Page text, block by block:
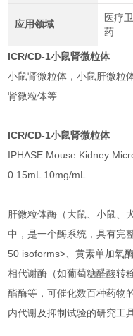
应用领域
医疗
药
ICR/CD-1小鼠肾微粒体
小鼠肾微粒体，小鼠肝微粒
肾微粒体等
ICR/CD-1小鼠肾微粒体
IPHASE Mouse Kidney
0.15mL 10mg/mL
肝微粒体酶（大鼠、小鼠、
中，是一个酶系统，具有完
50 isoforms>、黄素单加氧
相代谢酶（如葡萄糖醛酸转
酯酶等，可催化数百种药物
内代谢及抑制试验的研究工具